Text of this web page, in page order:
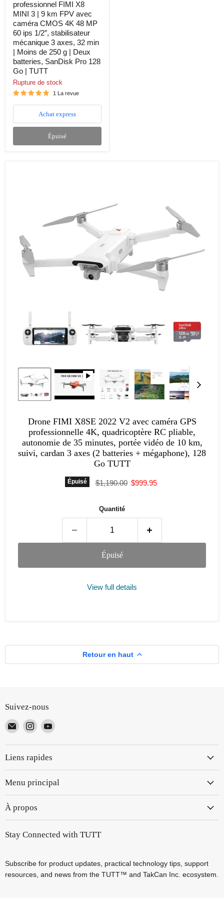
48
MP
60
ips
1/2″,
stabilisateur
mécanique
3
axes,
32
min
g
professionnel FIMI X8
MINI 3 | 9 km FPV avec
caméra CMOS 4K 48 MP
60 ips 1/2″, stabilisateur
mécanique 3 axes, 32 min
| Moins de 250 g | Deux
batteries, SanDisk Pro 128
Go | TUTT
Rupture de stock
1 La revue
Achat express
Épuisé
Drone FIMI X8SE 2022 V2 avec caméra GPS
professionnelle 4K, quadricoptère RC pliable,
autonomie de 35 minutes, portée vidéo de 10 km,
suivi, cardan 3 axes (2 batteries + mégaphone), 128
Go TUTT
Épuisé Prix d'origine
$1,190.00 Prix actuel
$999.95
Quantité
Épuisé
View full details
Retour en haut
Suivez-nous
Email
TUTT
Trouvez-
nous
sur
Instagram
Trouvez-
sur
Liens rapides
Menu principal
À propos
Stay Connected with TUTT
Subscribe for product updates, practical technology tips, support
resources, and news from the TUTT™ and TakCan Inc. ecosystem.